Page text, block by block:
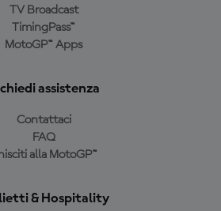
TV Broadcast
TimingPass™
MotoGP™ Apps
assistenza
Contattaci
FAQ
alla MotoGP™
& Hospitality